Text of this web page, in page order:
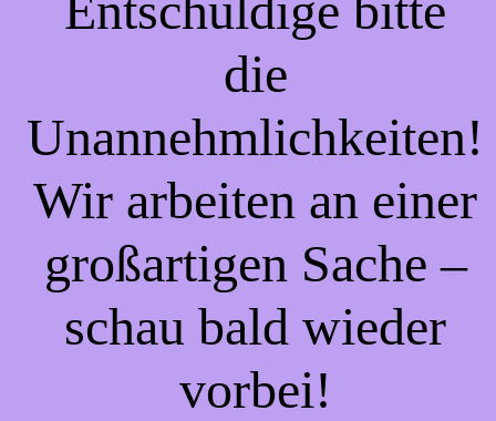
die
Unannehmlichkeiten!
Wir arbeiten an einer
großartigen Sache –
schau bald wieder
vorbei!